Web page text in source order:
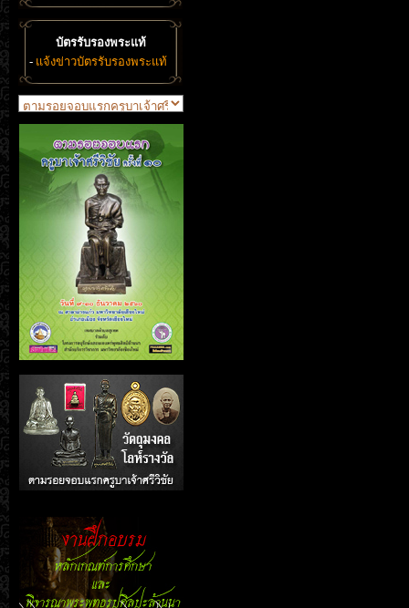
บัตรรับรองพระแท้
- แจ้งข่าวบัตรรับรองพระแท้